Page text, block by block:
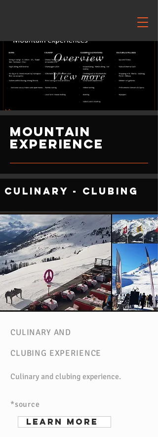
CULINARY AND
CLUBING EXPERIENCE
Culinary and clubing experience.
*source
learn more
Culinary - Clubing
Overview
View more
Mountain
Experience